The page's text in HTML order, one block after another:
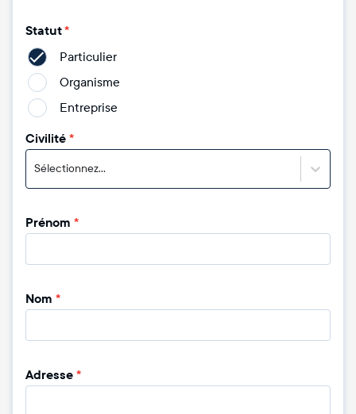
Statut*
Particulier
Organisme
Entreprise
Civilité*
Sélectionnez...
Prénom *
Nom *
Adresse*